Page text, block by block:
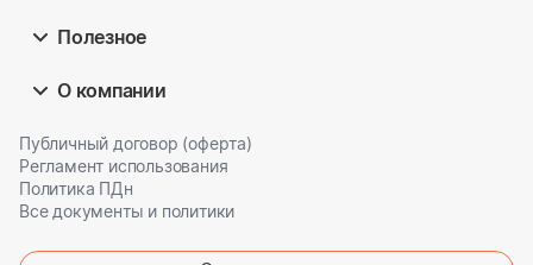
Полезное
О компании
Публичный договор (оферта)
Регламент использования
Политика ПДн
Все документы и политики